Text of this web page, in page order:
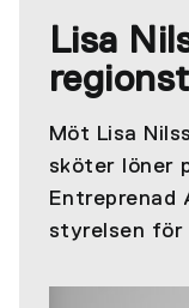
Lisa
Möt Lisa
sköter löner
Entreprenad
styrelsen för